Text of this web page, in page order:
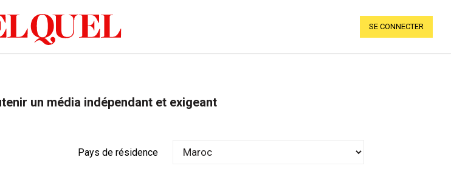
SE CONNECTER
un média indépendant et exigeant
Pays de résidence